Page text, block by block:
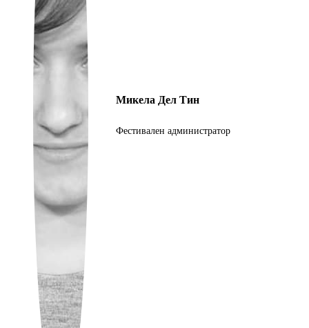
Ukrainian
Микела Дел Тин
Фестивален администратор